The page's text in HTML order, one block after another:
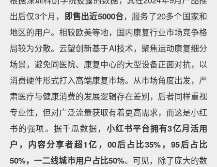
出后仅3个月， 即售出近5000台，服务了20多个国家和
地区的用户。相较欧美等地，国内康复行业市场竞争格
局较为分散。云望创新基于AI技术，聚焦运动康复细分
场景，避免同医院、康复中心的大型设备正面对抗，以
消费硬件形式打入高端康复市场。从市场角度出发，严
肃医疗与健康消费的发展逻辑存在差别，后者同样重视
专业性，但对广泛流量获取有着更高需求，而这是小红
书的强项。据千瓜数据， 小红书平台拥有3亿月活用
户，内容分享者超1亿，00后占比35%，95后占比
50%，一二线城市用户占比50%。可见，除了庞大的数